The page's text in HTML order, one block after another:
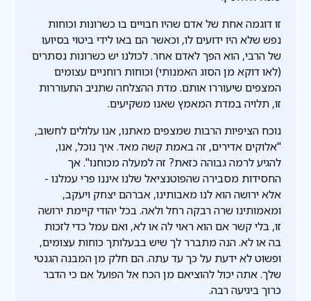
זו דוגמה אחת של אדם שהיו חבויים בו כשרונות וכוחות
נפש שלא היו ידועים לו, וכאשר הם באו לידי ביטוי בסיועו
של הרבי, הוא הפך לאדם אחר. לכולנו יש כשרונות נסתרים
(לאו דוקא מן הסוג האמנותי) וכוחות רוחניים עצומים
המצפים שיעוררו אותם. מדת ההצלחה שתניב התעוררות
זו, תלויה במדת המאמץ שאנו משקיעים.
נוכח הציפיות הרבות שמצפים מאתנו, אנו עלולים לחשוב,
"אלוקים אדירים, זה באמת קשה מאד. איך נוכל, אנו,
להגיע לרמה גבוהה כזאת? זה למעלה מכוחנו". אך
החסידות מסבירה שהפוטנציאל שלנו איננו פרי עמלנו -
אלא ירושה הוא לנו מאבותינו, אברהם יצחק ויעקב,
ומאמותינו שרה רבקה רחל ולאה. בכל יהודי קיימת ירושה
זו, בלי קשר אם הוא ראוי לה או לא, ואם עמל כדי לזכות
בה או לא. הנה מתברר לך שיש בבעלותך כוחות עצומים,
ופשוט לא ידעת על כך עד עתה. הם חלק מן המבנה הגנטי
שלך. אתה יכול להוציאם מן הכח אל הפועל אם כי הדבר
כרוך ביגיעה רבה.